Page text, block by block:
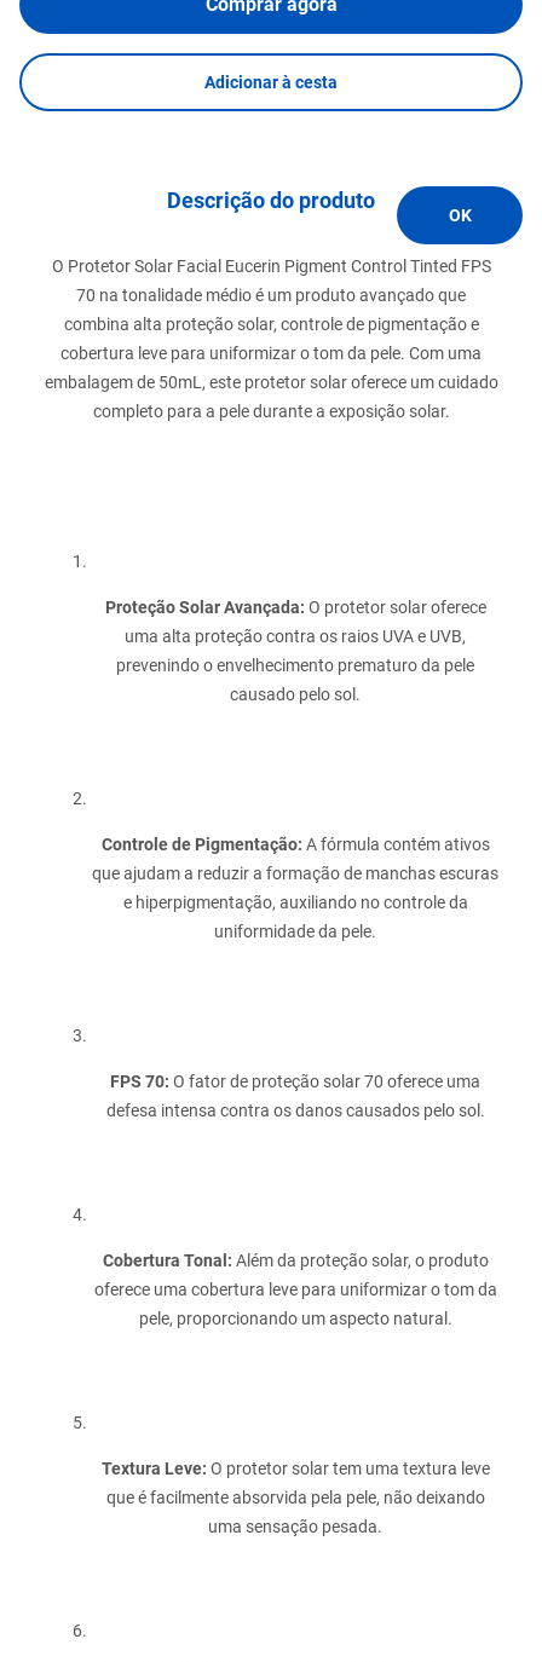
Adicionar à cesta
Descrição do produto
O Protetor Solar Facial Eucerin Pigment Control Tinted FPS
70 na tonalidade médio é um produto avançado que
combina alta proteção solar, controle de pigmentação e
cobertura leve para uniformizar o tom da pele. Com uma
embalagem de 50mL, este protetor solar oferece um cuidado
completo para a pele durante a exposição solar.
Proteção Solar Avançada: O protetor solar oferece
uma alta proteção contra os raios UVA e UVB,
prevenindo o envelhecimento prematuro da pele
causado pelo sol.
Controle de Pigmentação: A fórmula contém ativos
que ajudam a reduzir a formação de manchas escuras
e hiperpigmentação, auxiliando no controle da
uniformidade da pele.
FPS 70: O fator de proteção solar 70 oferece uma
defesa intensa contra os danos causados pelo sol.
Cobertura Tonal: Além da proteção solar, o produto
oferece uma cobertura leve para uniformizar o tom da
pele, proporcionando um aspecto natural.
Textura Leve: O protetor solar tem uma textura leve
que é facilmente absorvida pela pele, não deixando
uma sensação pesada.